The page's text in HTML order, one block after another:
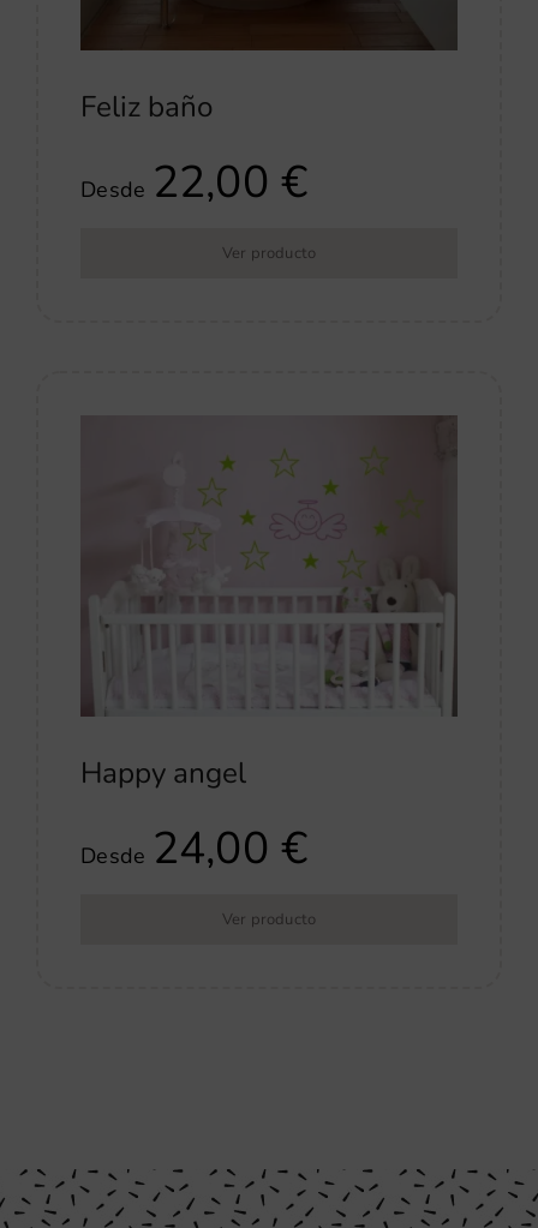
Feliz baño
Desde 22,00€
Ver producto
Happy angel
Desde 24,00€
Ver producto